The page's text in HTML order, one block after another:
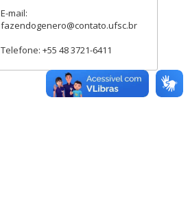
E-mail:
fazendogenero@contato.ufsc.br
Telefone: +55 48 3721-6411